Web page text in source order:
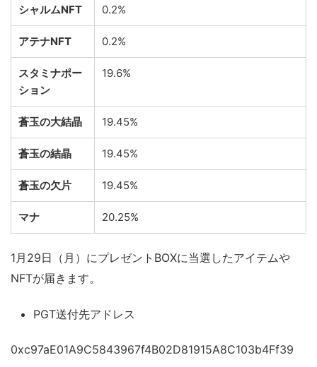
シャルムNFT 0.2%
アテナNFT 0.2%
スタミナポー
ション
19.6%
蒼玉の大結晶 19.45%
蒼玉の結晶 19.45%
蒼玉の欠片 19.45%
マナ 20.25%
1月29日（月）にプレゼントBOXに当選したアイテムや
NFTが届きます。
PGT送付先アドレス
0xc97aE01A9C5843967f4B02D81915A8C103b4Ff39